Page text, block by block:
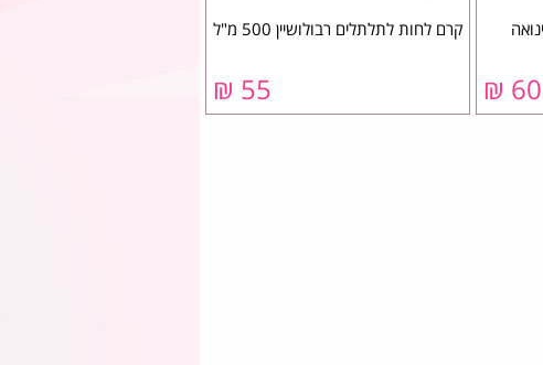
60 ₪
קרם לחות לתלתלים רבולושיין 500 מ"ל
55 ₪